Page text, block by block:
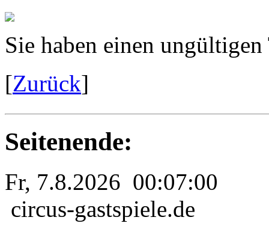
Sie haben einen
[Zurück]
Seitenende:
Fr, 7.8.2026 00:07:00
circus-gastspiele.de